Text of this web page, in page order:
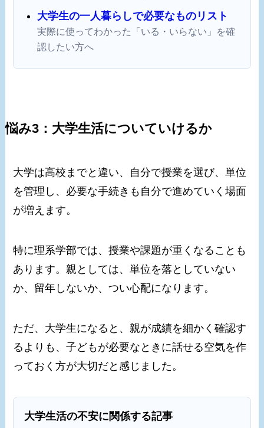
大学生の一人暮らしで必要なものリスト
実際に使ってわかった「いる・いらない」を確
認したい方へ
悩み3：大学生活についていけるか
大学は高校までと違い、自分で授業を選び、単位
を管理し、必要な手続きも自分で進めていく場面
が増えます。
特に理系学部では、授業や課題が重くなることも
あります。親としては、単位を落としていない
か、留年しないか、つい心配になります。
ただ、大学生になると、親が成績を細かく確認す
るよりも、子どもが必要なときに話せる空気を作
っておく方が大切だと感じました。
大学生活の不安に関係する記事